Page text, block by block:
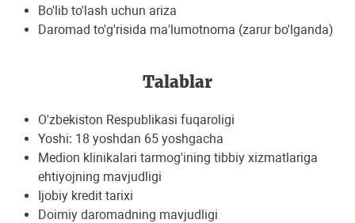
Bo'lib to'lash uchun ariza
Daromad to'g'risida ma'lumotnoma (zarur bo'lganda)
Talablar
O'zbekiston Respublikasi fuqaroligi
Yoshi: 18 yoshdan 65 yoshgacha
Medion klinikalari tarmog'ining tibbiy xizmatlariga
ehtiyojning mavjudligi
Ijobiy kredit tarixi
Doimiy daromadning mavjudligi